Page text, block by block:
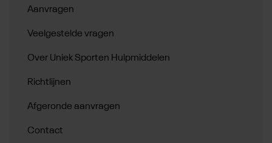
Aanvragen
Veelgestelde vragen
Over Uniek Sporten Hulpmiddelen
Richtlijnen
Afgeronde aanvragen
Contact